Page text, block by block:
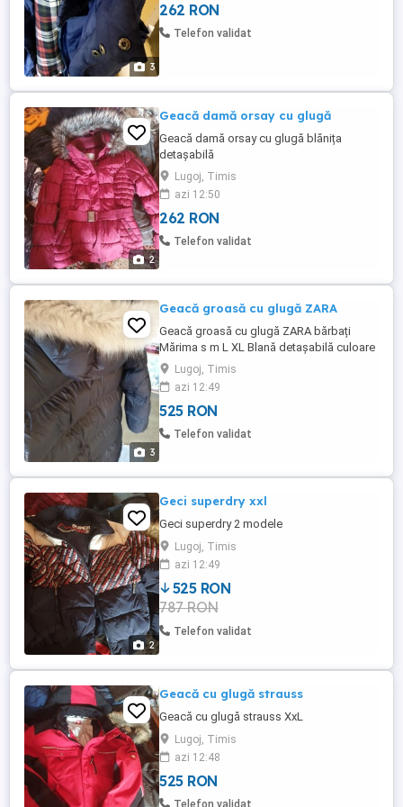
3
262 RON
Telefon validat
2
Geacă damă orsay cu glugă
Geacă damă orsay cu glugă blănița
detașabilă
Lugoj, Timis
azi 12:50
262 RON
Telefon validat
3
Geacă groasă cu glugă ZARA
Geacă groasă cu glugă ZARA bărbați
Mărima s m L XL Blană detașabilă culoare
negru gri inchis
Lugoj, Timis
azi 12:49
525 RON
Telefon validat
2
Geci superdry xxl
Geci superdry 2 modele
Lugoj, Timis
azi 12:49
525 RON
787 RON
Telefon validat
Geacă cu glugă strauss
Geacă cu glugă strauss XxL
Lugoj, Timis
azi 12:48
525 RON
Telefon validat